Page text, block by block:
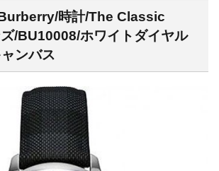
時計/The Classic
/BU10008/ホワイトダイヤル
ンバス